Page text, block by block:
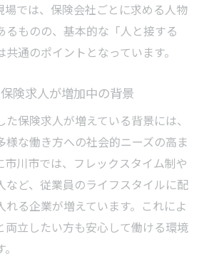
場では、保険会社ごとに求める人物
るものの、基本的な「人と接する
通のポイントとなっています。
険求人が増加中の背景
保険求人が増えている背景には、
様な働き方への社会的ニーズの高ま
市川市では、フレックスタイム制や
など、従業員のライフスタイルに配
れる企業が増えています。これによ
両立したい方も安心して働ける環境